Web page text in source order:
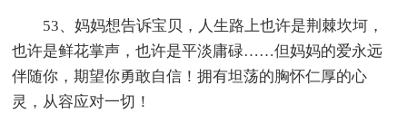
53、妈妈想告诉宝贝，人生路上也许是荆棘坎坷，
也许是鲜花掌声，也许是平淡庸碌……但妈妈的爱永远
伴随你，期望你勇敢自信！拥有坦荡的胸怀仁厚的心
灵，从容应对一切！